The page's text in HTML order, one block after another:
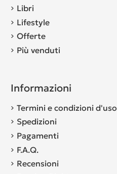
Libri
Lifestyle
Offerte
Più venduti
Informazioni
Termini e condizioni d'uso
Spedizioni
Pagamenti
F.A.Q.
Recensioni